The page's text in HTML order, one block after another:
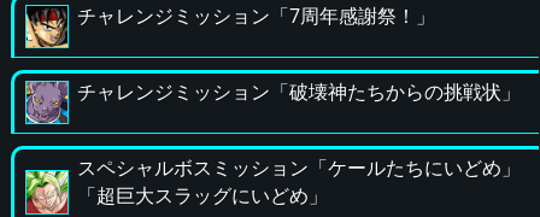
チャレンジミッション「7周年感謝祭！」
チャレンジミッション「破壊神たちからの挑戦状」
スペシャルボスミッション「ケールたちにいどめ」
「超巨大スラッグにいどめ」